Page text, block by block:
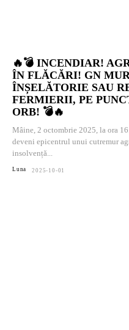
🔥💣 INCENDIAR!
ÎN FLĂCĂRI! GN
ÎNȘELĂTORIE SAU
FERMIERII, PE
ORB! 💣🔥
Mâine, 2 octombrie 2025, la ora
deveni epicentrul unui cutremur
insolvență...
Luna 2025-10-01